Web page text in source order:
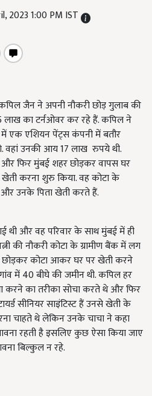
2023 1:00 PM IST
जैन ने अपनी नौकरी छोड़ गुलाब की
लाख का टर्नओवर कर रहे हैं. कपिल ने
एक एशियन पेंट्स कंपनी में बतौर
वहां उनकी आय17लाख रुपये थी.
फिर मुंबई शहर छोड़कर वापस घर
करना शुरु किया. वह कोटा के
और उनके पिता खेती करते हैं.
थी और वह परिवार के साथ मुंबई में ही
की नौकरी कोटा के ग्रामीण बैंक में लग
कोटा आकर घर पर खेती करने
में40बीघे की जमीन थी. कपिल हर
का तरीका सोचा करते थे और फिर
सीनियर साइंटिस्ट हैं उनसे खेती के
चाहते थे लेकिन उनके चाचा ने कहा
रहती है इसलिए कुछ ऐसा किया जाए
बिल्कुल न रहे.